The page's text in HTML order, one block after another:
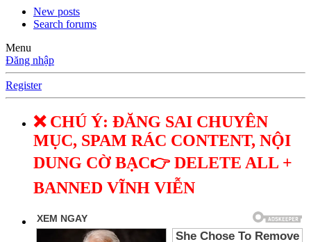
New posts
Search forums
Menu
Đăng nhập
Register
❌ CHÚ Ý: ĐĂNG SAI CHUYÊN
MỤC, SPAM RÁC CONTENT, NỘI
DUNG CỜ BẠC👉 DELETE ALL +
BANNED VĨNH VIỄN